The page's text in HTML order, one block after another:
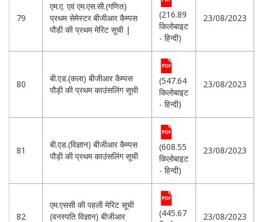
79
एम.ए. एवं एम.एस.सी.(गणित)
प्रथम सेमेस्टर बीजीआर कैम्पस
पौडी की प्रथम मेरिट सूची |
(216.89
किलोबाइट
- हिन्दी)
23/08/2023
80
बी.एड.(कला) बीजीआर कैम्पस
पौड़ी की प्रथम काउंसलिंग सूची
(547.64
किलोबाइट
- हिन्दी)
23/08/2023
81
बी.एड.(विज्ञान) बीजीआर कैम्पस
पौड़ी की प्रथम काउंसलिंग सूची
(608.55
किलोबाइट
- हिन्दी)
23/08/2023
82
एम.एससी की पहली मेरिट सूची
(वनस्पति विज्ञान) बीजीआर
(445.67
23/08/2023